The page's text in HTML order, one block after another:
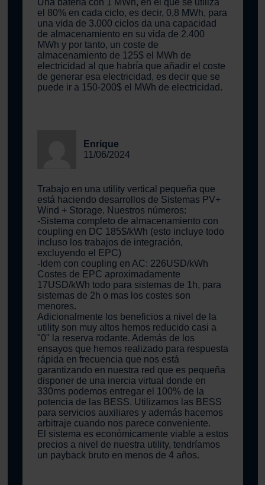
Una batería con 1 MWh, en el que se utiliza
el 80% en cada ciclo, es decir, 0,8 MWh, para
una vida de 3.000 ciclos da una capacidad
de almacenamiento en su vida de 2.400
MWh y por tanto, un coste de
almacenamiento de 125$ el MWh de
electricidad al que habría que añadir el coste
de generar esa electricidad, es decir que se
puede ir a 150-200$ el MWh de electricidad.
Enrique
11/06/2024
Trabajo en una utility vertical pequeña que
está haciendo desarrollos de Sistemas PV+
Wind + Storage. Nuestros números:
-Sistema completo de almacenamiento con
coupling en DC 185$/kWh (esto incluye todo
incluso los trabajos de integración,
excluyendo el EPC)
-Idem con coupling en AC: 226USD/kWh
Costes de EPC aproximadamente
17USD/kWh todo para sistemas de 1h, para
sistemas de 2h o mas los costes son
menores.
Adicionalmente los beneficios a nivel de la
utility son muy altos hemos reducido casi a
"0" la reserva rodante. Además de los
ensayos que hemos realizado para respuesta
rápida en frecuencia que nos está
garantizando en nuestra red que es pequeña
disponer de una inercia virtual donde en
330ms podemos entregar el 100% de la
potencia de las BESS. Utilizamos las BESS
para servicios auxiliares y además hacemos
arbitraje cuando nos parece conveniente.
El sistema es económicamente viable a estos
precios a nivel de nuestra utility, tendríamos
un payback bruto en menos de 4 años.